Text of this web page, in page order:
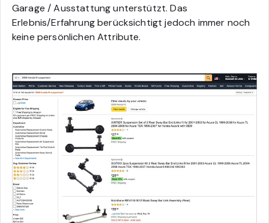
Garage / Ausstattung unterstützt. Das
Erlebnis/Erfahrung berücksichtigt jedoch immer noch
keine persönlichen Attribute.